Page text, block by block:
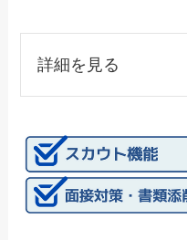
詳細を見る